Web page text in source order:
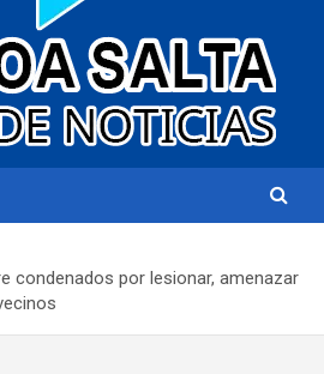
condenados por lesionar, amenazar